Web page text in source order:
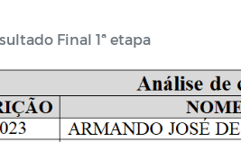
Final 1ª etapa